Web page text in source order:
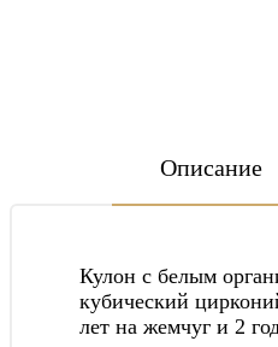
Описание
Кулон с белым
кубический
лет на жемчуг и 2